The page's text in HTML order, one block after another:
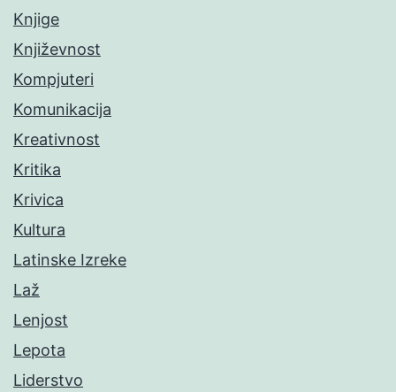
Knjige
Književnost
Kompjuteri
Komunikacija
Kreativnost
Kritika
Krivica
Kultura
Latinske Izreke
Laž
Lenjost
Lepota
Liderstvo